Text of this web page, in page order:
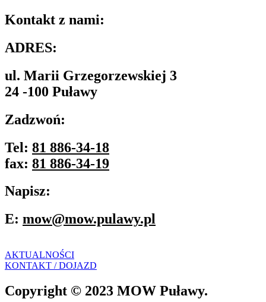
Kontakt z nami:
ADRES:
ul. Marii Grzegorzewskiej 3
24 -100 Puławy
Zadzwoń:
Tel: 81 886-34-18
fax: 81 886-34-19
Napisz:
E: mow@mow.pulawy.pl
AKTUALNOŚCI
KONTAKT / DOJAZD
Copyright © 2023 MOW Puławy.